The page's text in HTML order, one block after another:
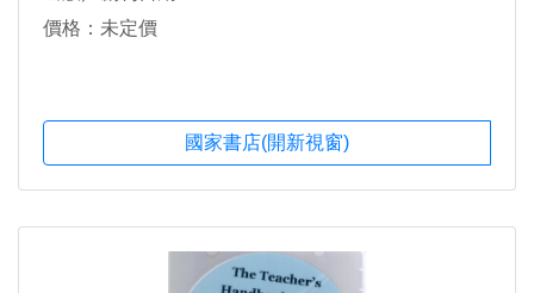
價格：未定價
國家書店(開新視窗)